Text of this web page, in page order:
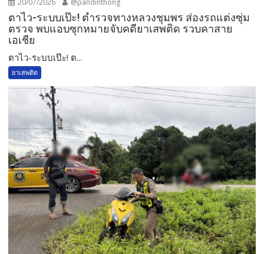
20/07/2026 @pandinthong
ตาไว-ระบบเป๊ะ! ตำรวจทางหลวงชุมพร ส่องรถแต่งซุ่ม
ตรวจ พบแอบซุกหมายจับคดียาเสพติด รวบคาสาย
เอเชีย
ตาไว-ระบบเป๊ะ! ต...
ยาเสพติด